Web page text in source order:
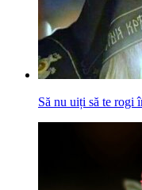
Să nu uiți să te rogi